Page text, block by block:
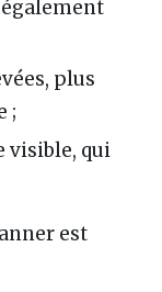
plus
;
visible, qui
est